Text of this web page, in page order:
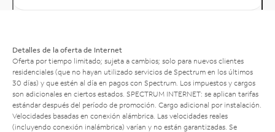
Detalles de la oferta de Internet
Oferta por tiempo limitado; sujeta a cambios; solo para nuevos clientes
residenciales (que no hayan utilizado servicios de Spectrum en los últimos
30 días) y que estén al día en pagos con Spectrum. Los impuestos y cargos
son adicionales en ciertos estados. SPECTRUM INTERNET: se aplican tarifas
estándar después del período de promoción. Cargo adicional por instalación.
Velocidades basadas en conexión alámbrica. Las velocidades reales
(incluyendo conexión inalámbrica) varían y no están garantizadas. Se